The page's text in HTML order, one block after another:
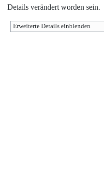
Details verändert worden sein.
Erweiterte Details einblenden